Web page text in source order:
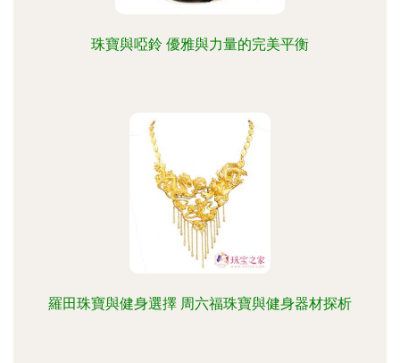
珠寶與啞鈴 優雅與力量的完美平衡
羅田珠寶與健身選擇 周六福珠寶與健身器材探析